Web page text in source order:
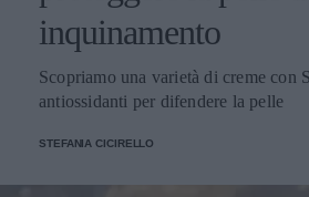
inquinamento
Scopriamo una varietà di creme con
antiossidanti per difendere la pelle
STEFANIA CICIRELLO